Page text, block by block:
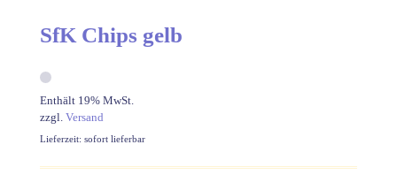
SfK Chips gelb
Enthält 19% MwSt.
zzgl. Versand
Lieferzeit: sofort lieferbar